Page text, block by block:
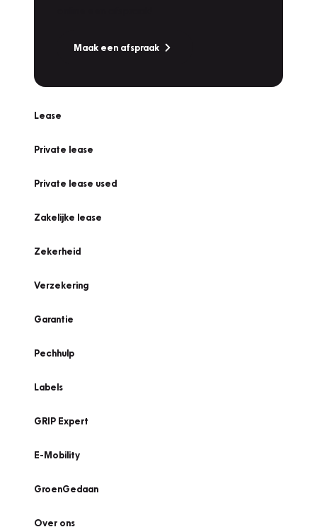
Maak een afspraak
Lease
Private lease
Private lease used
Zakelijke lease
Zekerheid
Verzekering
Garantie
Pechhulp
Labels
GRIP Expert
E-Mobility
GroenGedaan
Over ons